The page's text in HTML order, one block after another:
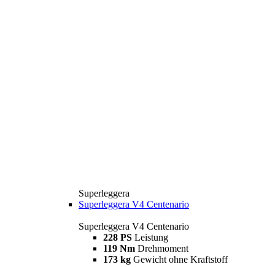
Superleggera
Superleggera V4 Centenario
Superleggera V4 Centenario
228 PS Leistung
119 Nm Drehmoment
173 kg Gewicht ohne Kraftstoff